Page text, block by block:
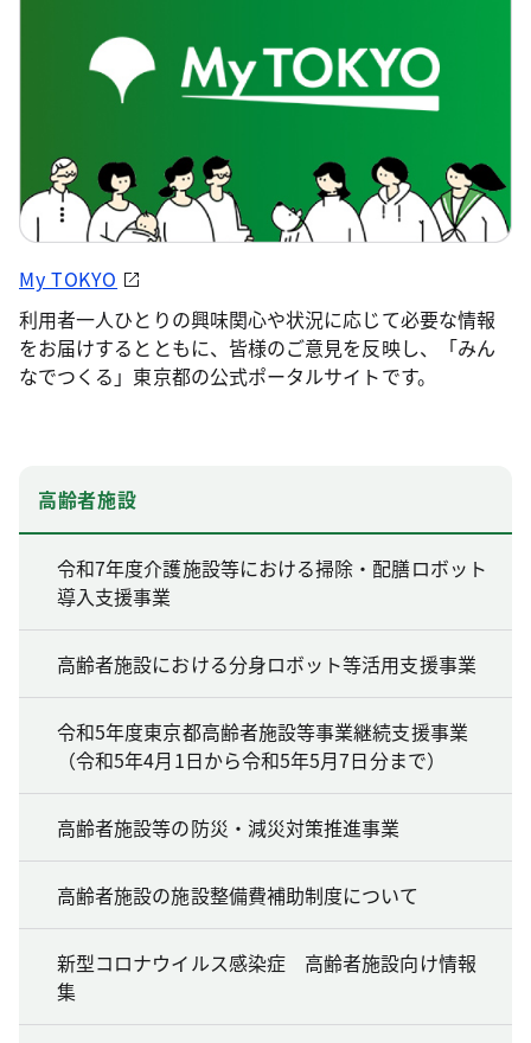
My TOKYO
利用者一人ひとりの興味関心や状況に応じて必要な情報
をお届けするとともに、皆様のご意見を反映し、「みん
なでつくる」東京都の公式ポータルサイトです。
高齢者施設
令和7年度介護施設等における掃除・配膳ロボット
導入支援事業
高齢者施設における分身ロボット等活用支援事業
令和5年度東京都高齢者施設等事業継続支援事業
（令和5年4月1日から令和5年5月7日分まで）
高齢者施設等の防災・減災対策推進事業
高齢者施設の施設整備費補助制度について
新型コロナウイルス感染症 高齢者施設向け情報
集